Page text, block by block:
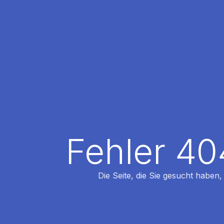
Fehler
Die Seite, die Sie gesucht